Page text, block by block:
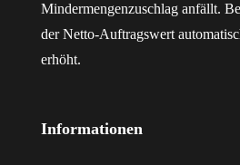
Mindermengenzuschlag anfällt.
der Netto-Auftragswert
erhöht.
Informationen